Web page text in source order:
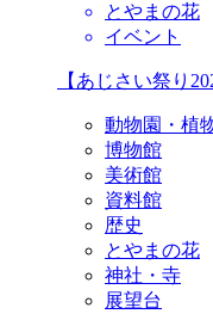
とやまの花
イベント
【あじさい祭り
動物園・植
博物館
美術館
資料館
歴史
とやまの花
神社・寺
展望台